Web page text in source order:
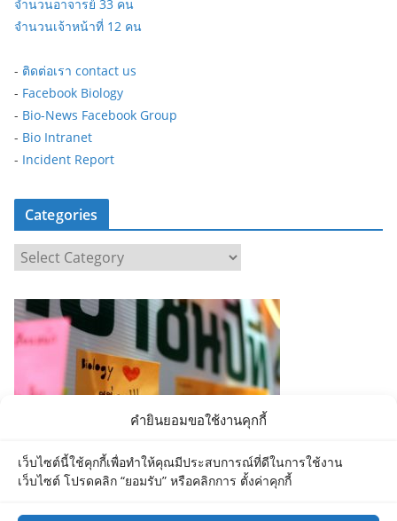
คำยินยอมขอใช้งานคุกกี้
เว็บไซต์นี้ใช้คุกกี้เพื่อทำให้คุณมีประสบการณ์ที่ดีในการใช้งาน
เว็บไซต์ โปรดคลิก “ยอมรับ” หรือคลิกการ ตั้งค่าคุกกี้
จำนวนอาจารย์ 33 คน
จำนวนเจ้าหน้าที่ 12 คน
- ติดต่อเรา contact us
- Facebook Biology
- Bio-News Facebook Group
- Bio Intranet
- Incident Report
Categories
a
t
e
g
r